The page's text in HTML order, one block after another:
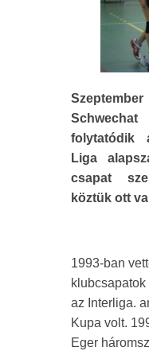
folytatódik
Liga
csapat
köztük ott
1993-ban
az Interliga.
Kupa volt.
Eger